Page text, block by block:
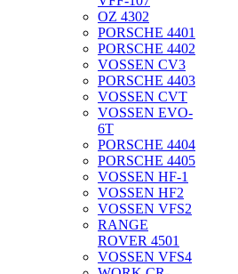
OZ 4302
PORSCHE 4401
PORSCHE 4402
VOSSEN CV3
PORSCHE 4403
VOSSEN CVT
VOSSEN EVO-
6T
PORSCHE 4404
PORSCHE 4405
VOSSEN HF-1
VOSSEN HF2
VOSSEN VFS2
RANGE
ROVER 4501
VOSSEN VFS4